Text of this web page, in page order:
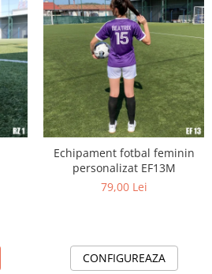
Echipament fotbal feminin
personalizat EF13M
79,00 Lei
CONFIGUREAZA